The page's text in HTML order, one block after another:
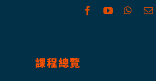
課程總覽